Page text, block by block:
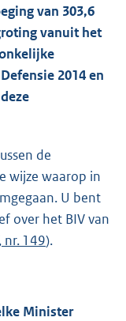
van 303,6
vanuit het
2014 en
de
wijze waarop in
U bent
over het BIV van
nr. 149).
Minister